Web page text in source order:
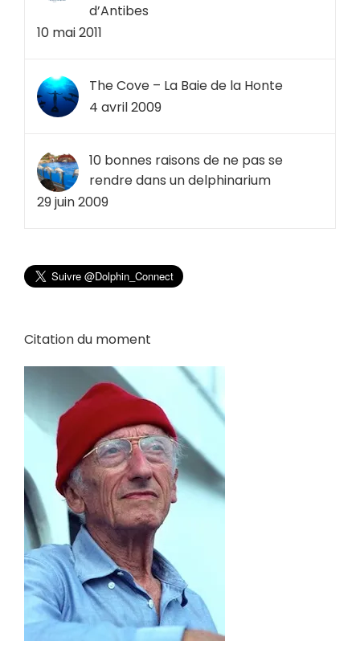
d’Antibes
10 mai 2011
The Cove – La Baie de la Honte
4 avril 2009
10 bonnes raisons de ne pas se
rendre dans un delphinarium
29 juin 2009
Citation du moment